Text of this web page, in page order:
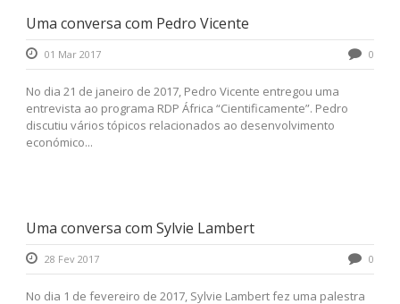
Uma conversa com Pedro Vicente
01 Mar 2017 0
No dia 21 de janeiro de 2017, Pedro Vicente entregou uma
entrevista ao programa RDP África “Cientificamente”. Pedro
discutiu vários tópicos relacionados ao desenvolvimento
económico...
Uma conversa com Sylvie Lambert
28 Fev 2017 0
No dia 1 de fevereiro de 2017, Sylvie Lambert fez uma palestra